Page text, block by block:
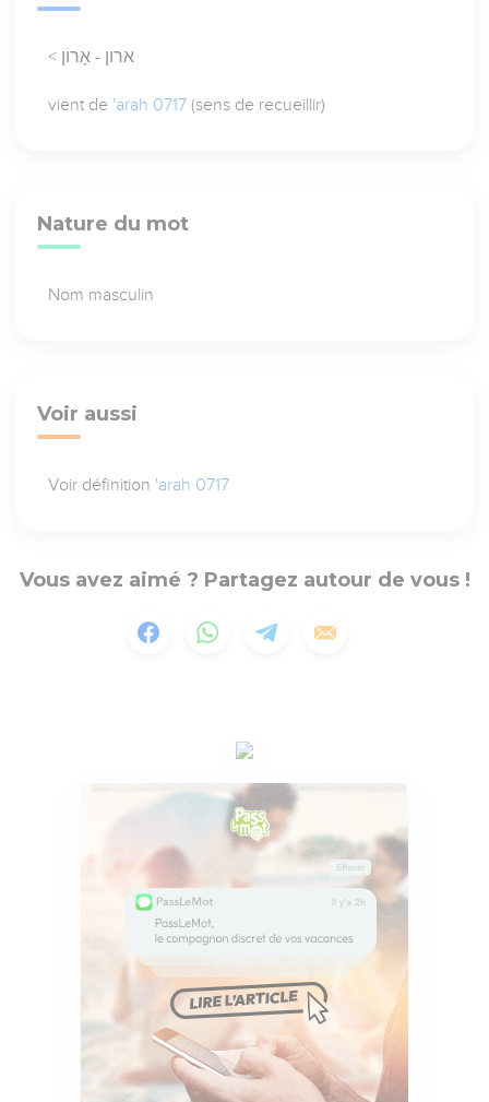
< ארון - אָרוֹן
vient de 'arah 0717 (sens de recueillir)
Nature du mot
Nom masculin
Voir aussi
Voir définition 'arah 0717
Vous avez aimé ? Partagez autour de vous !